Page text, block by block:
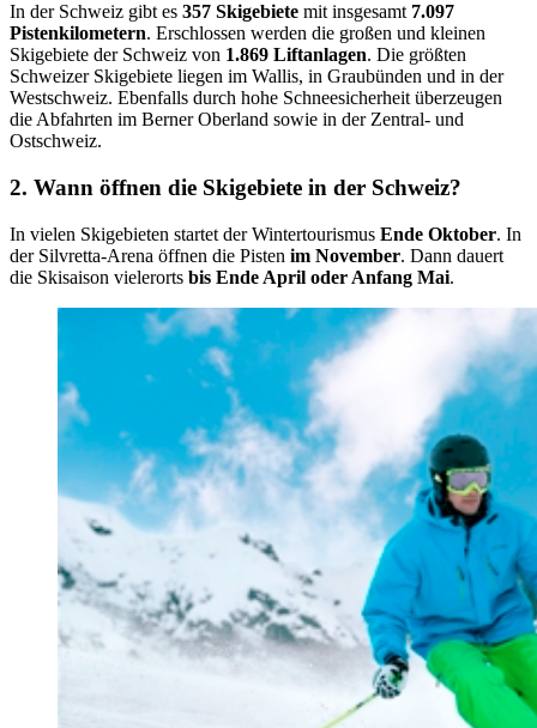
In der Schweiz gibt es 357 Skigebiete mit insgesamt 7.097
Pistenkilometern. Erschlossen werden die großen und kleinen
Skigebiete der Schweiz von 1.869 Liftanlagen. Die größten
Schweizer Skigebiete liegen im Wallis, in Graubünden und in der
Westschweiz. Ebenfalls durch hohe Schneesicherheit überzeugen
die Abfahrten im Berner Oberland sowie in der Zentral- und
Ostschweiz.
2. Wann öffnen die Skigebiete in der Schweiz?
In vielen Skigebieten startet der Wintertourismus Ende Oktober. In
der Silvretta-Arena öffnen die Pisten im November. Dann dauert
die Skisaison vielerorts bis Ende April oder Anfang Mai.